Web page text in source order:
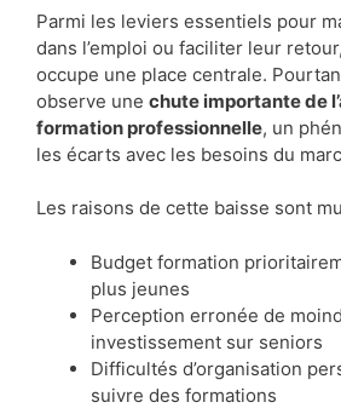
Parmi les leviers essentiels pour
dans l’emploi ou faciliter leur
occupe une place centrale.
observe une chute importante de
formation professionnelle, un
les écarts avec les besoins du
Les raisons de cette baisse sont
Budget formation
plus jeunes
Perception erronée de
investissement sur seniors
Difficultés d’organisation
suivre des formations